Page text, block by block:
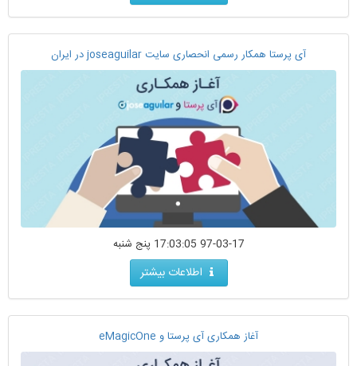
آی پرستا همکار رسمی انحصاری سایت joseaguilar در ایران
97-03-17 17:03:05 پنج شنبه
اطلاعات بیشتر
آغاز همکاری آی پرستا و eMagicOne